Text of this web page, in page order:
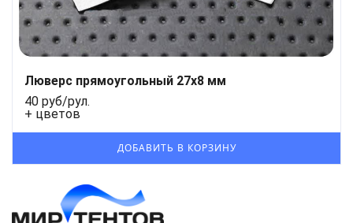
Люверс прямоугольный 27x8 мм
40 руб/рул.
+ цветов